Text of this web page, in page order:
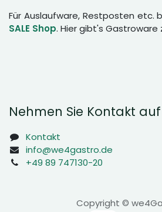
Für Auslaufware, Restposten etc.
SALE Shop. Hier gibt's Gastroware
Nehmen Sie Kontakt auf
Kontakt
info@we4gastro.de
+49 89 747130-20
Copyright ©